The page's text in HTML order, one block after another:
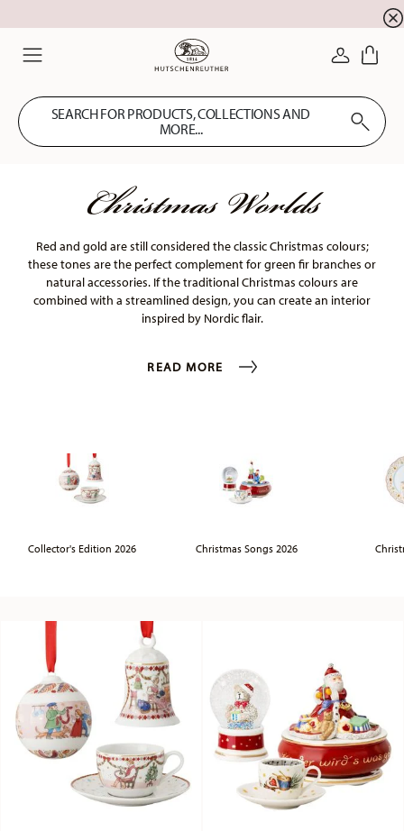
LOGIN
SEARCH FOR PRODUCTS, COLLECTIONS AND
MORE...
Christmas Worlds
Red and gold are still considered the classic Christmas colours;
these tones are the perfect complement for green fir branches or
natural accessories. If the traditional Christmas colours are
combined with a streamlined design, you can create an interior
inspired by Nordic flair.
READ MORE
Collector's Edition 2026 Christmas Songs 2026